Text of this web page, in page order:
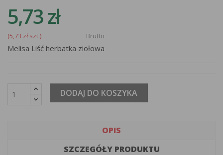
5,73 zł
(5,73 zł szt.) Brutto
Melisa Liść herbatka ziołowa
DODAJ DO KOSZYKA
OPIS
SZCZEGÓŁY PRODUKTU